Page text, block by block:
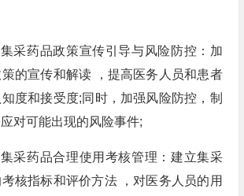
采药品政策宣传引导与风险防控：加
的宣传和解读 ，提高医务人员和患者
度和接受度;同时，加强风险防控，制
对可能出现的风险事件;
采药品合理使用考核管理：建立集采
核指标和评价方法 ，对医务人员的用